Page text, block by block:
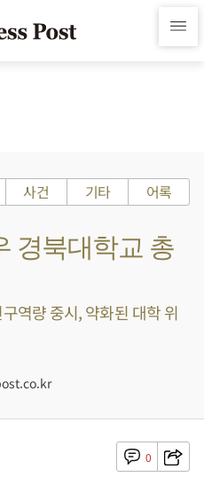
사건 기타 어록
경북대학교 총
역량 중시, 약화된 대학 위
0